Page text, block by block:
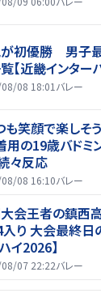
初優勝 男子
【近畿インター
08 18:01 バレー
も笑顔で楽し
用の19歳バドミ
々反応
08 16:10バレー
会王者の鎮西
入り 大会最終日
イ2026】
07 22:22バレー